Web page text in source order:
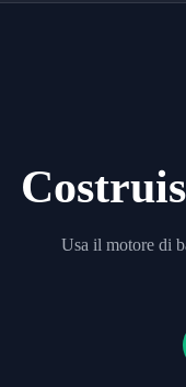
Usa il motore di